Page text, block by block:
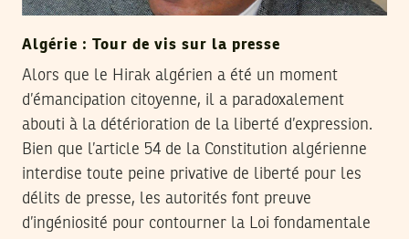
Algérie : Tour de vis sur la presse
Alors que le Hirak algérien a été un moment
d’émancipation citoyenne, il a paradoxalement
abouti à la détérioration de la liberté d’expression.
Bien que l’article 54 de la Constitution algérienne
interdise toute peine privative de liberté pour les
délits de presse, les autorités font preuve
d’ingéniosité pour contourner la Loi fondamentale